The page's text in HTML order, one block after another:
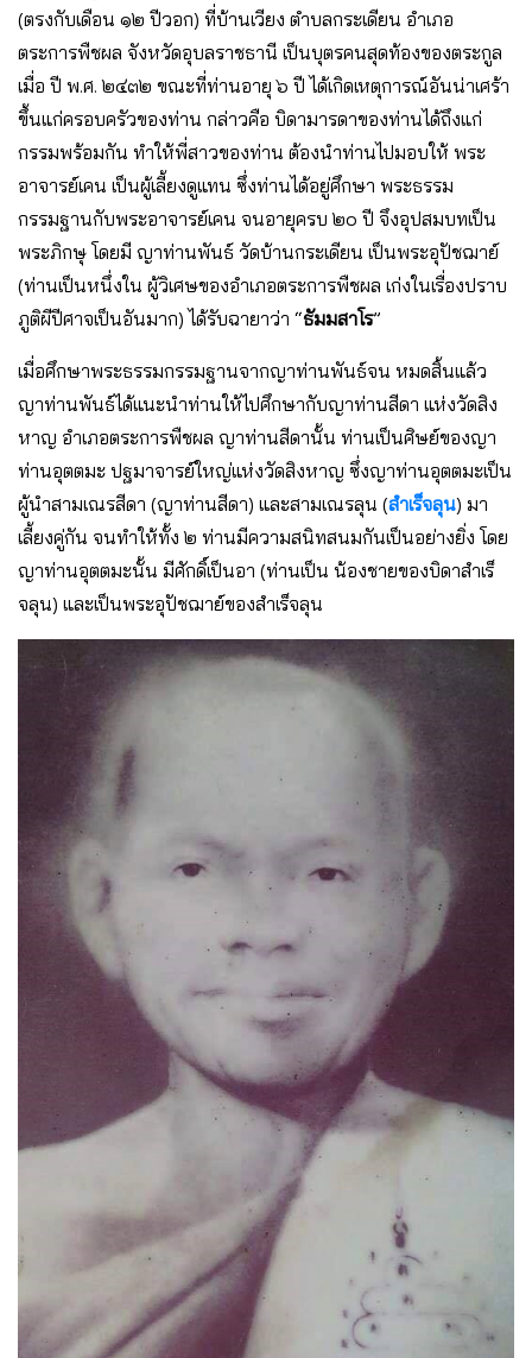
(ตรงกับเดือน ๑๒ ปีวอก) ที่บ้านเวียง ตําบลกระเดียน อําเภอ
ตระการพืชผล จังหวัดอุบลราชธานี เป็นบุตรคนสุดท้องของตระกูล
เมื่อ ปี พ.ศ. ๒๔๓๒ ขณะที่ท่านอายุ ๖ ปี ได้เกิดเหตุการณ์อันน่าเศร้า
ขึ้นแก่ครอบครัวของท่าน กล่าวคือ บิดามารดาของท่านได้ถึงแก่
กรรมพร้อมกัน ทําให้พี่สาวของท่าน ต้องนําท่านไปมอบให้ พระ
อาจารย์เคน เป็นผู้เลี้ยงดูแทน ซึ่งท่านได้อยู่ศึกษา พระธรรม
กรรมฐานกับพระอาจารย์เคน จนอายุครบ ๒๐ ปี จึงอุปสมบทเป็น
พระภิกษุ โดยมี ญาท่านพันธ์ วัดบ้านกระเดียน เป็นพระอุปัชฌาย์
(ท่านเป็นหนึ่งใน ผู้วิเศษของอําเภอตระการพืชผล เก่งในเรื่องปราบ
ภูติผีปีศาจเป็นอันมาก) ได้รับฉายาว่า “ธัมมสาโร”
เมื่อศึกษาพระธรรมกรรมฐานจากญาท่านพันธ์จน หมดสิ้นแล้ว
ญาท่านพันธ์ได้แนะนําท่านให้ไปศึกษากับญาท่านสีดา แห่งวัดสิง
หาญ อําเภอตระการพืชผล ญาท่านสีดานั้น ท่านเป็นศิษย์ของญา
ท่านอุตตมะ ปฐมาจารย์ใหญ่แห่งวัดสิงหาญ ซึ่งญาท่านอุตตมะเป็น
ผู้นําสามเณรสีดา (ญาท่านสีดา) และสามเณรลุน (สําเร็จลุน) มา
เลี้ยงคู่กัน จนทําให้ทั้ง ๒ ท่านมีความสนิทสนมกันเป็นอย่างยิ่ง โดย
ญาท่านอุตตมะนั้น มีศักดิ์เป็นอา (ท่านเป็น น้องชายของบิดาสําเร็
จลุน) และเป็นพระอุปัชฌาย์ของสําเร็จลุน